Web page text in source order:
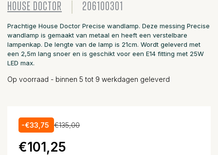
HOUSE DOCTOR 206100301
Prachtige House Doctor Precise wandlamp. Deze messing Precise
wandlamp is gemaakt van metaal en heeft een verstelbare
lampenkap. De lengte van de lamp is 21cm. Wordt geleverd met
een 2,5m lang snoer en is geschikt voor een E14 fitting met 25W
LED max.
Op voorraad - binnen 5 tot 9 werkdagen geleverd
-€33,75 €135,00
€101,25